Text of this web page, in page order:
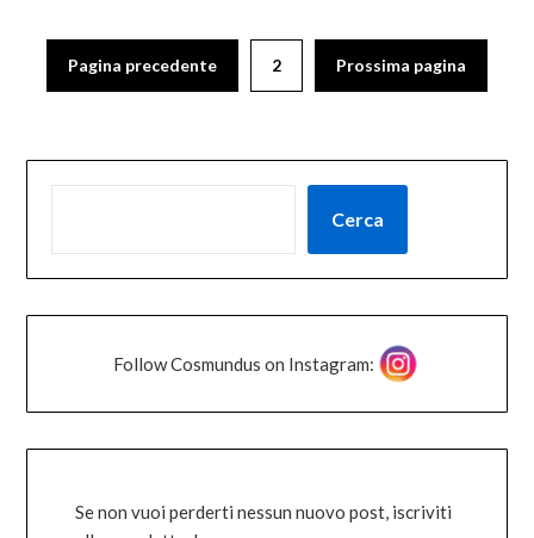
Pagina precedente 2 Prossima pagina
Cerca
Follow Cosmundus on Instagram:
Se non vuoi perderti nessun nuovo post, iscriviti